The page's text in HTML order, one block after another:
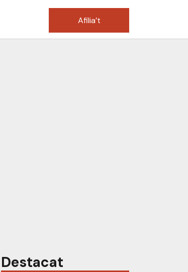
Afilia’t
Destacat